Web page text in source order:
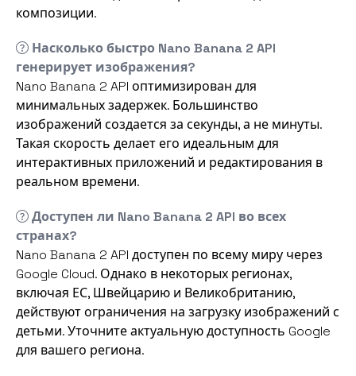
композиции.
Насколько быстро Nano Banana 2 API
генерирует изображения?
Nano Banana 2 API оптимизирован для
минимальных задержек. Большинство
изображений создается за секунды, а не минуты.
Такая скорость делает его идеальным для
интерактивных приложений и редактирования в
реальном времени.
Доступен ли Nano Banana 2 API во всех
странах?
Nano Banana 2 API доступен по всему миру через
Google Cloud. Однако в некоторых регионах,
включая ЕС, Швейцарию и Великобританию,
действуют ограничения на загрузку изображений с
детьми. Уточните актуальную доступность Google
для вашего региона.